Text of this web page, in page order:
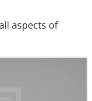
aspects of